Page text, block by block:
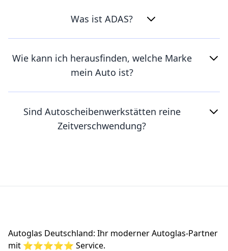
Was ist ADAS?
Wie kann ich herausfinden, welche Marke
mein Auto ist?
Sind Autoscheibenwerkstätten reine
Zeitverschwendung?
Autoglas Deutschland: Ihr moderner Autoglas-Partner
mit ⭐⭐⭐⭐⭐ Service.